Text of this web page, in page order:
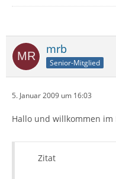
mrb
Senior-Mitglied
5. Januar 2009 um 16:03
Hallo und willkommen im
Zitat